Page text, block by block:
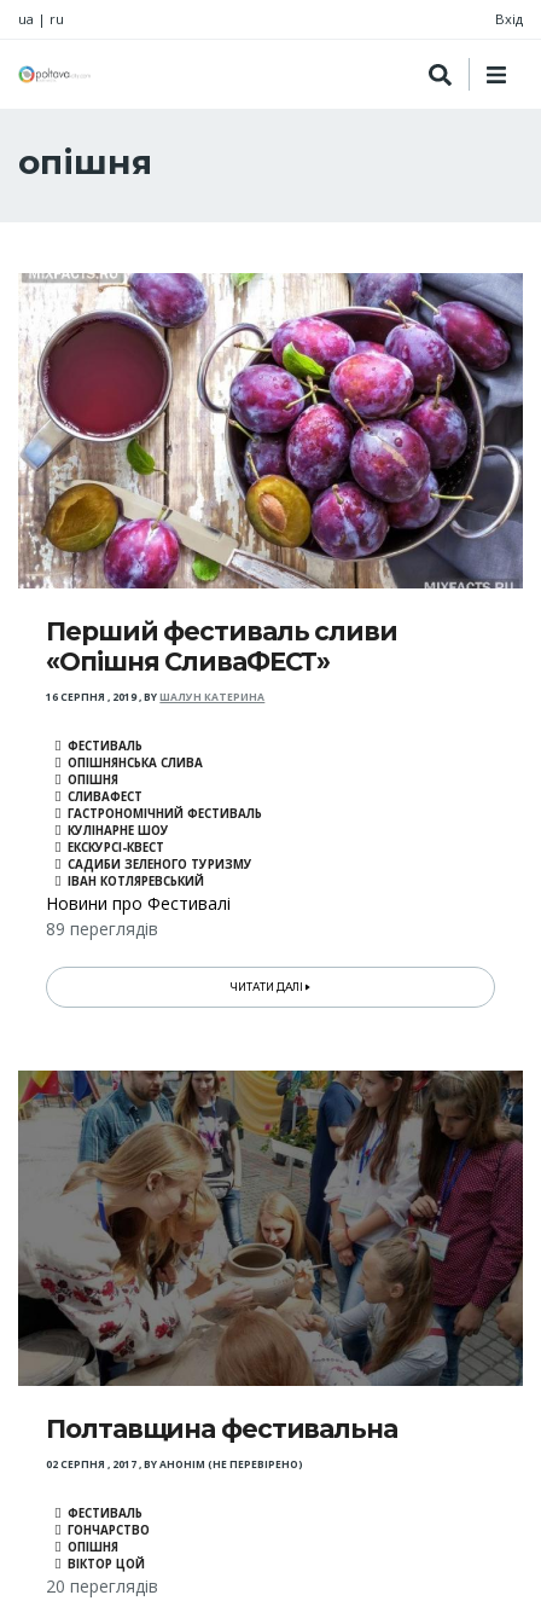
ua | ru Вхід
опішня
Перший фестиваль сливи
«Опішня СливаФЕСТ»
16 СЕРПНЯ , 2019,BYШАЛУН КАТЕРИНА
ФЕСТИВАЛЬ
ОПІШНЯНСЬКА СЛИВА
ОПІШНЯ
СЛИВАФЕСТ
ГАСТРОНОМІЧНИЙ ФЕСТИВАЛЬ
КУЛІНАРНЕ ШОУ
ЕКСКУРСІ-КВЕСТ
САДИБИ ЗЕЛЕНОГО ТУРИЗМУ
ІВАН КОТЛЯРЕВСЬКИЙ
Новини про Фестивалі
89 переглядів
ЧИТАТИ ДАЛІ
Полтавщина фестивальна
02 СЕРПНЯ , 2017,BYАНОНІМ (НЕ ПЕРЕВІРЕНО)
ФЕСТИВАЛЬ
ГОНЧАРСТВО
ОПІШНЯ
ВІКТОР ЦОЙ
20 переглядів